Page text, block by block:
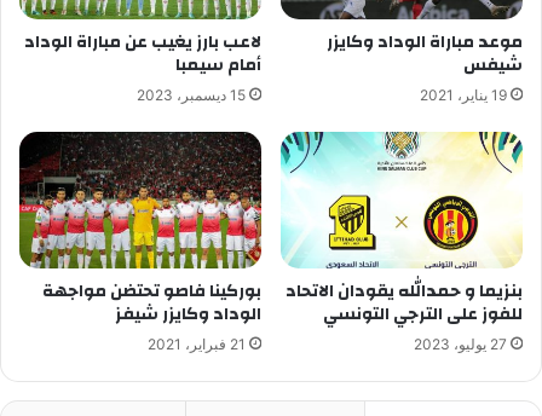
موعد مباراة الوداد وكايزر
شيفس
19 يناير، 2021
لاعب بارز يغيب عن مباراة الوداد
أمام سيمبا
15 ديسمبر، 2023
بنزيما و حمدالله يقودان الاتحاد
للفوز على الترجي التونسي
27 يوليو، 2023
بوركينا فاصو تحتضن مواجهة
الوداد وكايزر شيفز
21 فبراير، 2021